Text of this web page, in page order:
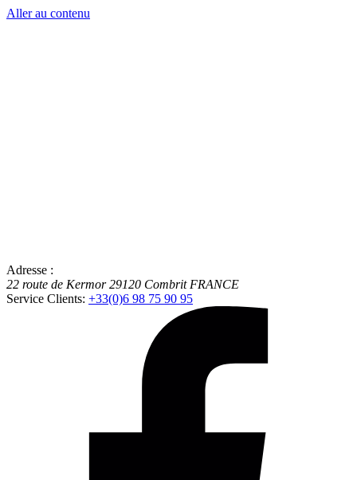
Aller au contenu
Adresse :
22 route de Kermor 29120 Combrit FRANCE
Service Clients: +33(0)6 98 75 90 95